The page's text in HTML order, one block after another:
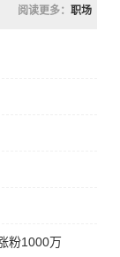
阅读更多： 职场
粉1000万